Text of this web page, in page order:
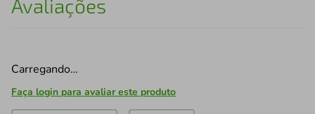
Avaliações
Carregando…
Faça login para avaliar este produto